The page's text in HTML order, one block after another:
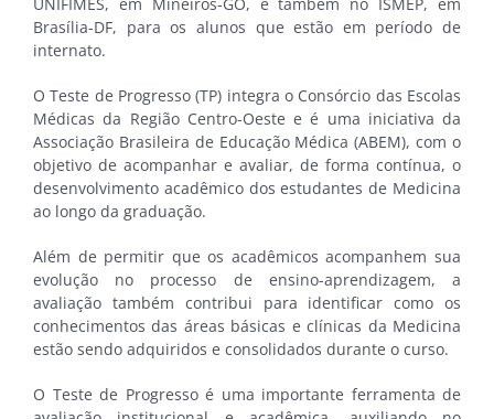
Brasília-DF, para os alunos que estão em período de
internato.
O Teste de Progresso (TP) integra o Consórcio das Escolas
Médicas da Região Centro-Oeste e é uma iniciativa da
Associação Brasileira de Educação Médica (ABEM), com o
objetivo de acompanhar e avaliar, de forma contínua, o
desenvolvimento acadêmico dos estudantes de Medicina
ao longo da graduação.
Além de permitir que os acadêmicos acompanhem sua
evolução no processo de ensino-aprendizagem, a
avaliação também contribui para identificar como os
conhecimentos das áreas básicas e clínicas da Medicina
estão sendo adquiridos e consolidados durante o curso.
O Teste de Progresso é uma importante ferramenta de